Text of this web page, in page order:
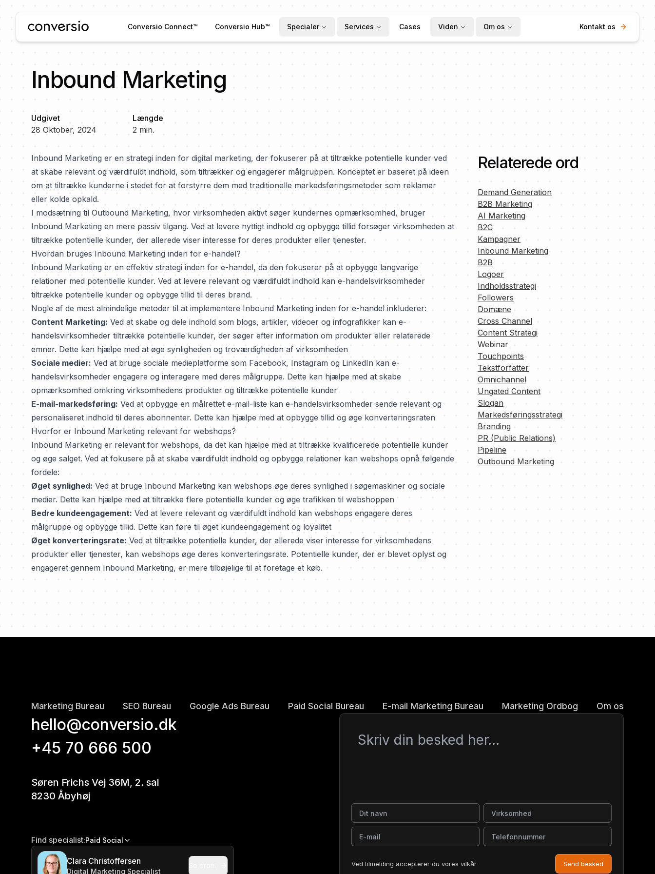
Conversio Conversio Connect™ Conversio Hub™ Specialer Services Cases Viden Om os Kontakt os
Inbound Marketing
Udgivet
28 Oktober, 2024
Længde
2 min.
Inbound Marketing er en strategi inden for digital marketing, der fokuserer på at tiltrække potentielle kunder ved
at skabe relevant og værdifuldt indhold, som tiltrækker og engagerer målgruppen. Konceptet er baseret på ideen
om at tiltrække kunderne i stedet for at forstyrre dem med traditionelle markedsføringsmetoder som reklamer
eller kolde opkald.
I modsætning til Outbound Marketing, hvor virksomheden aktivt søger kundernes opmærksomhed, bruger
Inbound Marketing en mere passiv tilgang. Ved at levere nyttigt indhold og opbygge tillid forsøger virksomheden at
tiltrække potentielle kunder, der allerede viser interesse for deres produkter eller tjenester.
Hvordan bruges Inbound Marketing inden for e-handel?
Inbound Marketing er en effektiv strategi inden for e-handel, da den fokuserer på at opbygge langvarige
relationer med potentielle kunder. Ved at levere relevant og værdifuldt indhold kan e-handelsvirksomheder
tiltrække potentielle kunder og opbygge tillid til deres brand.
Nogle af de mest almindelige metoder til at implementere Inbound Marketing inden for e-handel inkluderer:
Content Marketing: Ved at skabe og dele indhold som blogs, artikler, videoer og infografikker kan e-
handelsvirksomheder tiltrække potentielle kunder, der søger efter information om produkter eller relaterede
emner. Dette kan hjælpe med at øge synligheden og troværdigheden af virksomheden
Sociale medier: Ved at bruge sociale medieplatforme som Facebook, Instagram og LinkedIn kan e-
handelsvirksomheder engagere og interagere med deres målgruppe. Dette kan hjælpe med at skabe
opmærksomhed omkring virksomhedens produkter og tiltrække potentielle kunder
E-mail-markedsføring: Ved at opbygge en målrettet e-mail-liste kan e-handelsvirksomheder sende relevant og
personaliseret indhold til deres abonnenter. Dette kan hjælpe med at opbygge tillid og øge konverteringsraten
Hvorfor er Inbound Marketing relevant for webshops?
Inbound Marketing er relevant for webshops, da det kan hjælpe med at tiltrække kvalificerede potentielle kunder
og øge salget. Ved at fokusere på at skabe værdifuldt indhold og opbygge relationer kan webshops opnå følgende
fordele:
Øget synlighed: Ved at bruge Inbound Marketing kan webshops øge deres synlighed i søgemaskiner og sociale
medier. Dette kan hjælpe med at tiltrække flere potentielle kunder og øge trafikken til webshoppen
Bedre kundeengagement: Ved at levere relevant og værdifuldt indhold kan webshops engagere deres
målgruppe og opbygge tillid. Dette kan føre til øget kundeengagement og loyalitet
Øget konverteringsrate: Ved at tiltrække potentielle kunder, der allerede viser interesse for virksomhedens
produkter eller tjenester, kan webshops øge deres konverteringsrate. Potentielle kunder, der er blevet oplyst og
engageret gennem Inbound Marketing, er mere tilbøjelige til at foretage et køb.
Relaterede ord
Demand Generation
B2B Marketing
AI Marketing
B2C
Kampagner
Inbound Marketing
B2B
Logoer
Indholdsstrategi
Followers
Domæne
Cross Channel
Content Strategi
Webinar
Touchpoints
Tekstforfatter
Omnichannel
Ungated Content
Slogan
Markedsføringsstrategi
Branding
PR (Public Relations)
Pipeline
Outbound Marketing
Marketing Bureau SEO Bureau Google Ads Bureau Paid Social Bureau E-mail Marketing Bureau Marketing Ordbog Om os
hello@conversio.dk
+45 70 666 500
Søren Frichs Vej 36M, 2. sal
8230 Åbyhøj
Find specialist:Paid Social
Clara Christoffersen
Digital Marketing Specialist
Dit navn Virksomhed
E-mail Telefonnummer
Ved tilmelding accepterer du vores vilkår Send besked